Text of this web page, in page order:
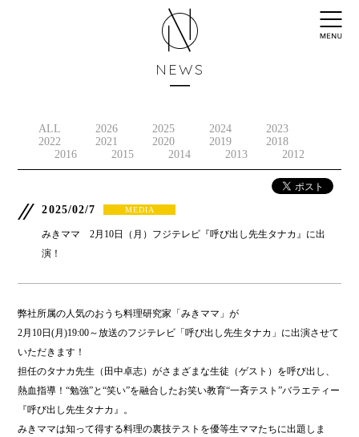
NEWS
ALL 2026 2025 2024
2023
2022
2021 2020 2019
2018
2016
2015 2014 2013 2012
2025/02/7 MEDIA
みきママ 2月10日（月）フジテレビ『呼び出し先生タナカ』に出
演！
弊社所属の人気のおうち料理研究家「みきママ」が
2月10日(月)19:00～放送のフジテレビ「呼び出し先生タナカ」に出演させて
いただきます！
担任のタナカ先生（田中卓志）がさまざまな生徒（ゲスト）を呼び出し、
熱血指導！“勉強”と“笑い”を融合したお笑い教育“一斉テスト”バラエティー
『呼び出し先生タナカ』。
みきママは知って得する料理の裏技テストを優等生ママたちに出題しま